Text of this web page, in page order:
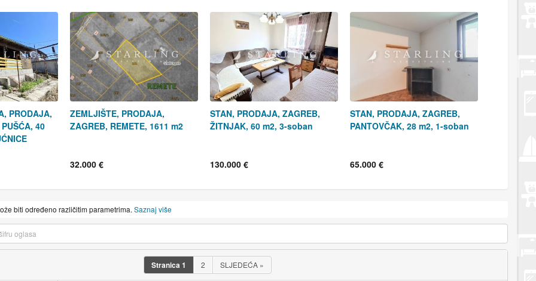
PRODAJA,
40
ZEMLJIŠTE, PRODAJA,
ZAGREB, REMETE, 1611 m2
32.000 €
STAN, PRODAJA, ZAGREB,
ŽITNJAK, 60 m2, 3-soban
130.000 €
STAN, PRODAJA, ZAGREB,
PANTOVČAK, 28 m2, 1-soban
65.000 €
biti određeno različitim parametrima. Saznaj više
Stranica1 2 SLJEDEĆA »